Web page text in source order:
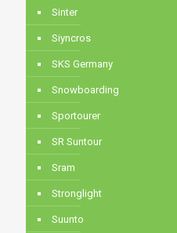
Sinter
Siyncros
SKS Germany
Snowboarding
Sportourer
SR Suntour
Sram
Stronglight
Suunto